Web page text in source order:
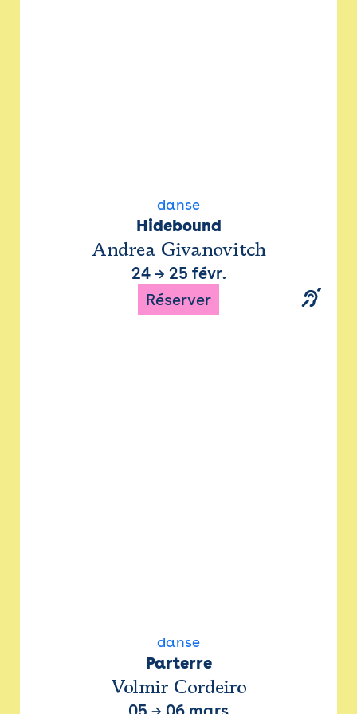
danse
Hidebound
Andrea Givanovitch
24→ 25 févr.
Réserver
danse
Parterre
Volmir Cordeiro